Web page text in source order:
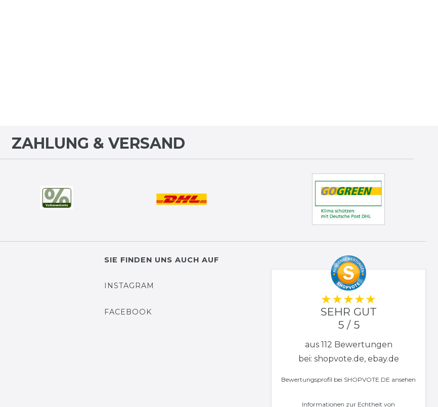
ZAHLUNG & VERSAND
SIE FINDEN UNS AUCH AUF
INSTAGRAM
FACEBOOK
SEHR GUT
5 / 5
aus 112 Bewertungen
bei: shopvote.de, ebay.de
Bewertungsprofil bei SHOPVOTE.DE ansehen
Informationen zur Echtheit von